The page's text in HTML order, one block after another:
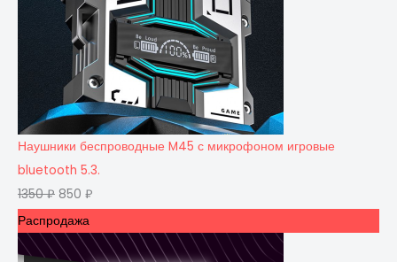
Наушники беспроводные M45 с микрофоном игровые
bluetooth 5.3.
1350₽ 850 ₽
Распродажа